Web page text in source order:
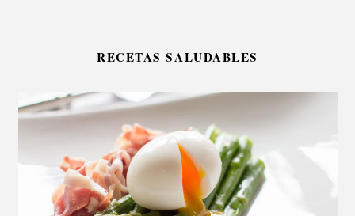
RECETAS SALUDABLES